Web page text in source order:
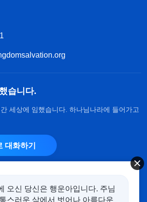
습니다.
세상에 임했습니다. 하나님나라에 들어가고
대화하기
오신 당신은 행운아입니다. 주님
스러운 삶에서 벗어나 아름다운